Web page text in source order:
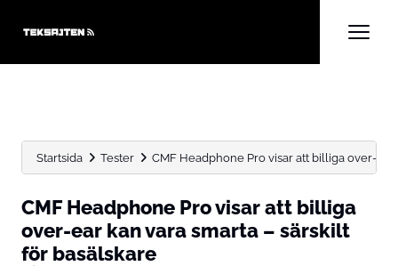
Startsida Tester CMF Headphone Pro visar att billiga over-ear
CMF Headphone Pro visar att billiga
over-ear kan vara smarta – särskilt
för basälskare